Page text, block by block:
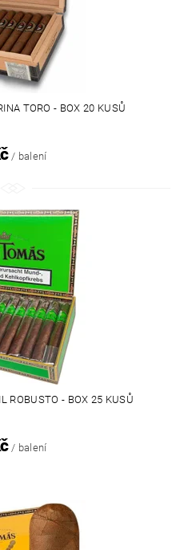
TORO - BOX 20 KUSŮ
/ balení
ROBUSTO - BOX 25 KUSŮ
/ balení